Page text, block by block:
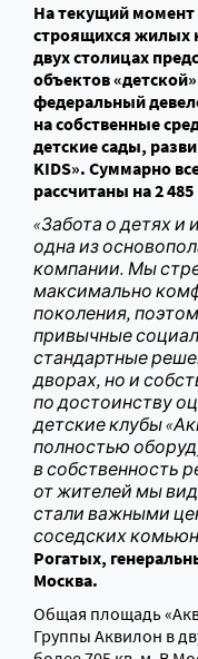
На текущий момент
строящихся жилых
двух столицах
объектов
федеральный
на собственные
детские сады,
KIDS». Суммарно
рассчитаны на 2
«Забота о детях
одна из
компании. Мы
максимально
поколения,
привычные
стандартные
дворах, но и
по достоинству
детские клубы
полностью
в собственность
от жителей мы
стали важными
соседских
Рогатых,
Москва.
Общая площадь
Группы Аквилон в